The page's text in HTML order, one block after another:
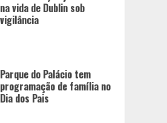
vigilância
Parque do Palácio tem
programação de família no
Dia dos Pais